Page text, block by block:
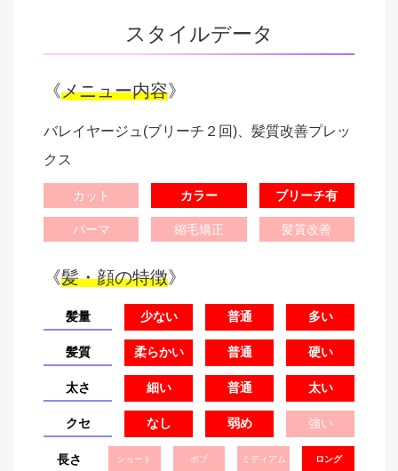
スタイルデータ
《メニュー内容》
バレイヤージュ(ブリーチ２回)、髪質改善プレッ
クス
カット カラー ブリーチ有
パーマ 縮毛矯正 髪質改善
《髪・顔の特徴》
髪量 少ない 普通 多い
髪質 柔らかい 普通 硬い
太さ 細い 普通 太い
クセ なし 弱め 強い
長さ ショート ボブ ミディアム ロング